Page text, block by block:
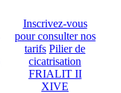
Inscrivez-vous
pour consulter nos
tarifs Pilier de
cicatrisation
FRIALIT II
XIVE